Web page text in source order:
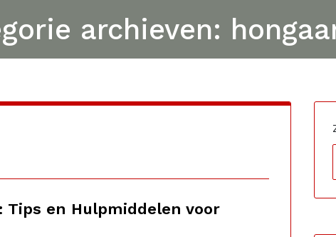
archieven:
Tips en Hulpmiddelen voor